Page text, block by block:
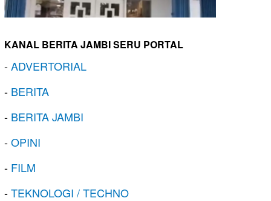
KANAL BERITA JAMBI SERU PORTAL
-ADVERTORIAL
- BERITA
- BERITA JAMBI
-OPINI
- FILM
-TEKNOLOGI / TECHNO